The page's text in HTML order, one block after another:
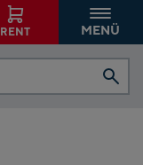
RENT MENÜ